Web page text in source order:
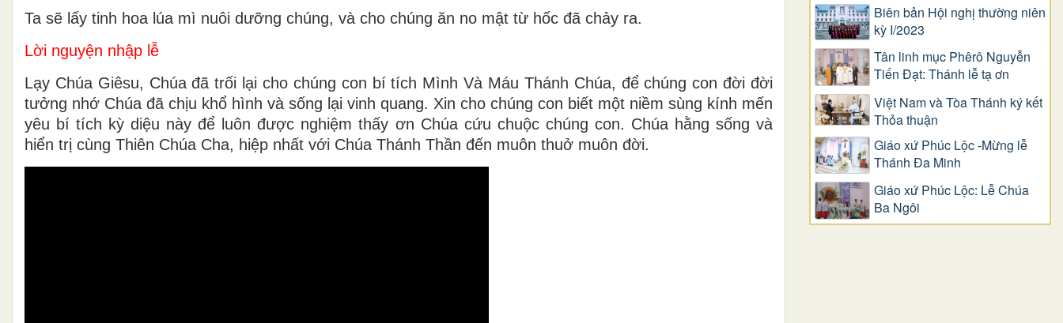
Ta sẽ lấy tinh hoa lúa mì nuôi dưỡng chúng, và cho chúng ăn no mật từ hốc đã chảy ra.
Lời nguyện nhập lễ
Lạy Chúa Giêsu, Chúa đã trối lại cho chúng con bí tích Mình Và Máu Thánh Chúa, để chúng con đời đời
tưởng nhớ Chúa đã chịu khổ hình và sống lại vinh quang. Xin cho chúng con biết một niềm sùng kính mến
yêu bí tích kỳ diệu này để luôn được nghiệm thấy ơn Chúa cứu chuộc chúng con. Chúa hằng sống và
hiển trị cùng Thiên Chúa Cha, hiệp nhất với Chúa Thánh Thần đến muôn thuở muôn đời.
Biên bản Hội nghị thường niên
kỳ I/2023
Tân linh mục Phêrô Nguyễn
Tiến Đạt: Thánh lễ tạ ơn
Việt Nam và Tòa Thánh ký kết
Thỏa thuận
Giáo xứ Phúc Lộc -Mừng lễ
Thánh Đa Minh
Giáo xứ Phúc Lộc: Lễ Chúa
Ba Ngôi